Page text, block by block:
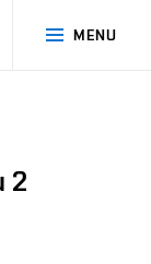
MENU
2